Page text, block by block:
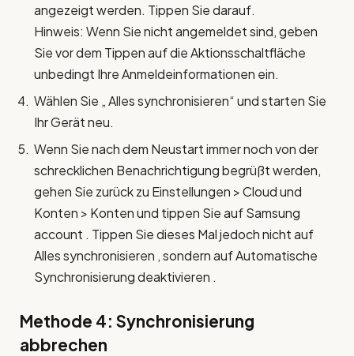
angezeigt werden. Tippen Sie darauf.
Hinweis: Wenn Sie nicht angemeldet sind, geben
Sie vor dem Tippen auf die Aktionsschaltfläche
unbedingt Ihre Anmeldeinformationen ein.
Wählen Sie „ Alles synchronisieren“ und starten Sie
Ihr Gerät neu.
Wenn Sie nach dem Neustart immer noch von der
schrecklichen Benachrichtigung begrüßt werden,
gehen Sie zurück zu Einstellungen > Cloud und
Konten > Konten und tippen Sie auf Samsung
account . Tippen Sie dieses Mal jedoch nicht auf
Alles synchronisieren , sondern auf Automatische
Synchronisierung deaktivieren .
Methode 4: Synchronisierung
abbrechen